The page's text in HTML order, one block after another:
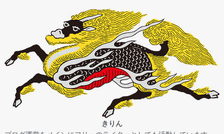
きりん